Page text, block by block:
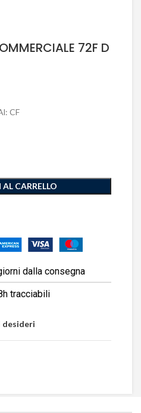
72F D
CF
CARRELLO
dalla consegna
tracciabili
desideri